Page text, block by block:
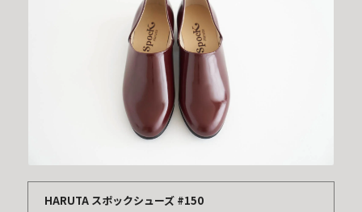
HARUTA スポックシューズ #150